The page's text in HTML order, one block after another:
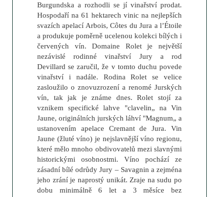
Burgundska a rozhodli se jí vinařství prodat.
Hospodaří na 61 hektarech vinic na nejlepších
svazích apelací Arbois, Côtes du Jura a l’Étoile
a produkuje poměrně ucelenou kolekci bílých i
červených vín. Domaine Rolet je největší
nezávislé rodinné vinařství Jury a rod
Devillard se zaručil, že v tomto duchu povede
vinařství i nadále. Rodina Rolet se velice
zasloužilo o znovuzrození a renomé Jurských
vín, tak jak je známe dnes. Rolet stojí za
vznikem specifické lahve "clavelin„ na Vin
Jaune, originálních jurských láhví "Magnum„ a
ustanovením apelace Cremant de Jura. Vin
Jaune (žluté víno) je nejslavnější víno regionu,
které mělo mnoho obdivovatelů mezi slavnými
historickými osobnostmi. Víno pochází ze
zásadní bílé odrůdy Jury – Savagnin a zejména
jeho zrání je naprostý unikát. Zraje na sudu po
dobu minimálně 6 let a 3 měsíce bez